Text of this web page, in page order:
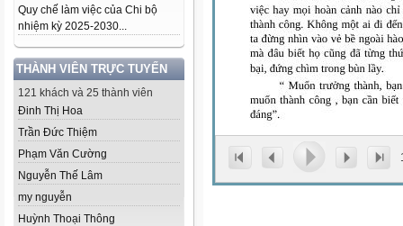
Quy chế làm việc của Chi bộ
nhiệm kỳ 2025-2030...
THÀNH VIÊN TRỰC TUYẾN
121 khách và 25 thành viên
Đinh Thị Hoa
Trần Đức Thiệm
Phạm Văn Cường
Nguyễn Thế Lâm
my nguyễn
Huỳnh Thoại Thông